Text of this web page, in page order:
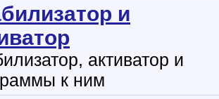
и
активатор и
к ним